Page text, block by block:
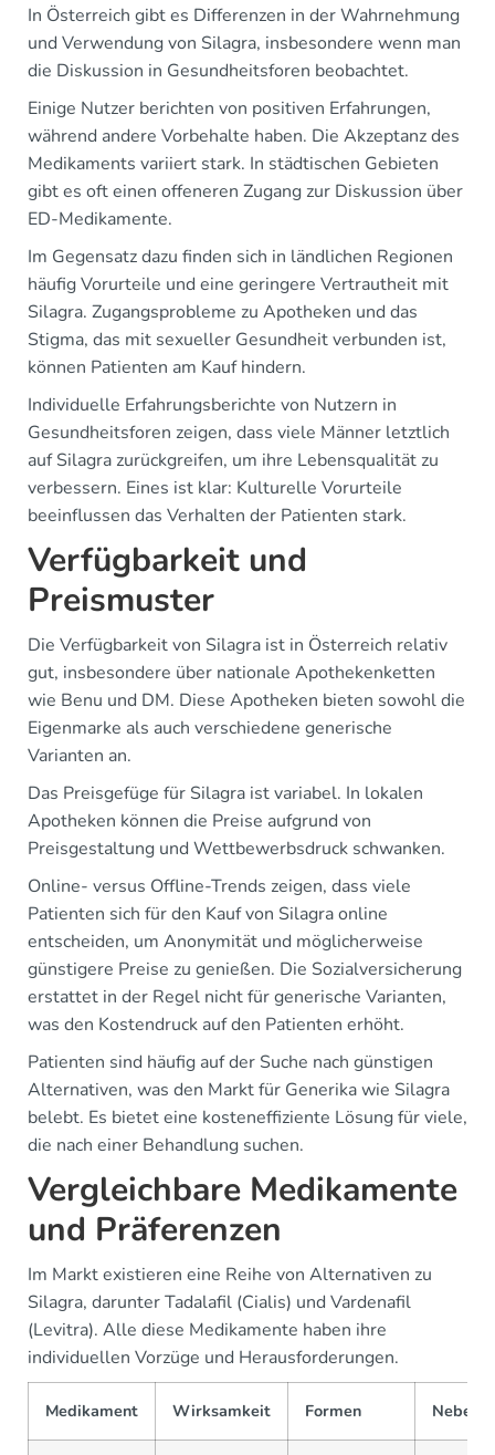
In Österreich gibt es Differenzen in der Wahrnehmung
und Verwendung von Silagra, insbesondere wenn man
die Diskussion in Gesundheitsforen beobachtet.
Einige Nutzer berichten von positiven Erfahrungen,
während andere Vorbehalte haben. Die Akzeptanz des
Medikaments variiert stark. In städtischen Gebieten
gibt es oft einen offeneren Zugang zur Diskussion über
ED-Medikamente.
Im Gegensatz dazu finden sich in ländlichen Regionen
häufig Vorurteile und eine geringere Vertrautheit mit
Silagra. Zugangsprobleme zu Apotheken und das
Stigma, das mit sexueller Gesundheit verbunden ist,
können Patienten am Kauf hindern.
Individuelle Erfahrungsberichte von Nutzern in
Gesundheitsforen zeigen, dass viele Männer letztlich
auf Silagra zurückgreifen, um ihre Lebensqualität zu
verbessern. Eines ist klar: Kulturelle Vorurteile
beeinflussen das Verhalten der Patienten stark.
Verfügbarkeit und
Preismuster
Die Verfügbarkeit von Silagra ist in Österreich relativ
gut, insbesondere über nationale Apothekenketten
wie Benu und DM. Diese Apotheken bieten sowohl die
Eigenmarke als auch verschiedene generische
Varianten an.
Das Preisgefüge für Silagra ist variabel. In lokalen
Apotheken können die Preise aufgrund von
Preisgestaltung und Wettbewerbsdruck schwanken.
Online- versus Offline-Trends zeigen, dass viele
Patienten sich für den Kauf von Silagra online
entscheiden, um Anonymität und möglicherweise
günstigere Preise zu genießen. Die Sozialversicherung
erstattet in der Regel nicht für generische Varianten,
was den Kostendruck auf den Patienten erhöht.
Patienten sind häufig auf der Suche nach günstigen
Alternativen, was den Markt für Generika wie Silagra
belebt. Es bietet eine kosteneffiziente Lösung für viele,
die nach einer Behandlung suchen.
Vergleichbare Medikamente
und Präferenzen
Im Markt existieren eine Reihe von Alternativen zu
Silagra, darunter Tadalafil (Cialis) und Vardenafil
(Levitra). Alle diese Medikamente haben ihre
individuellen Vorzüge und Herausforderungen.
Medikament Wirksamkeit Formen